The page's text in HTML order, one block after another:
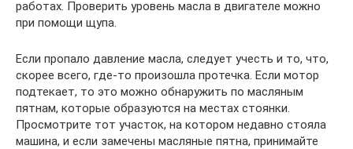
работах. Проверить уровень масла в двигателе можно
при помощи щупа.
Если пропало давление масла, следует учесть и то, что,
скорее всего, где-то произошла протечка. Если мотор
подтекает, то это можно обнаружить по масляным
пятнам, которые образуются на местах стоянки.
Просмотрите тот участок, на котором недавно стояла
машина, и если замечены масляные пятна, принимайте